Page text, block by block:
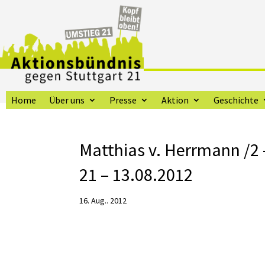
Home Über uns Presse Aktion Geschichte
Matthias v. Herrmann /
21 – 13.08.2012
16. Aug.. 2012